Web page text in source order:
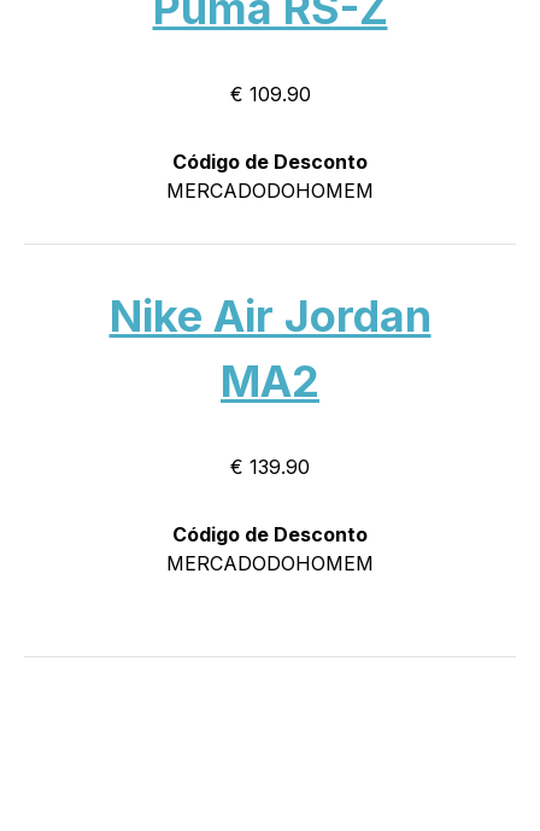
€ 109.90
Código de Desconto
MERCADODOHOMEM
Nike Air Jordan
MA2
€ 139.90
Código de Desconto
MERCADODOHOMEM